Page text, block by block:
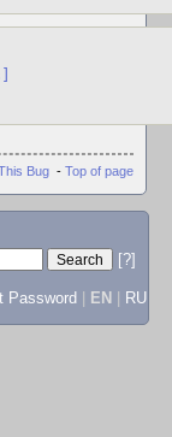
Bug - Top of page
[?]
Password EN RU